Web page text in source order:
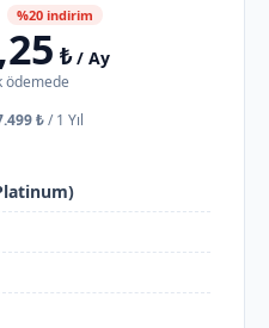
%20 indirim
₺/ Ay
ödemede
₺/1 Yıl